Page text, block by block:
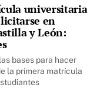
universitaria
en
y León:
bases para hacer
la primera matrícula